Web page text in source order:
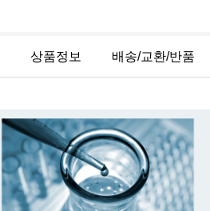
상품정보 배송/교환/반품